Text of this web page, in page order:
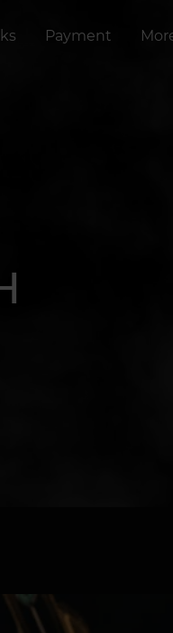
Payment